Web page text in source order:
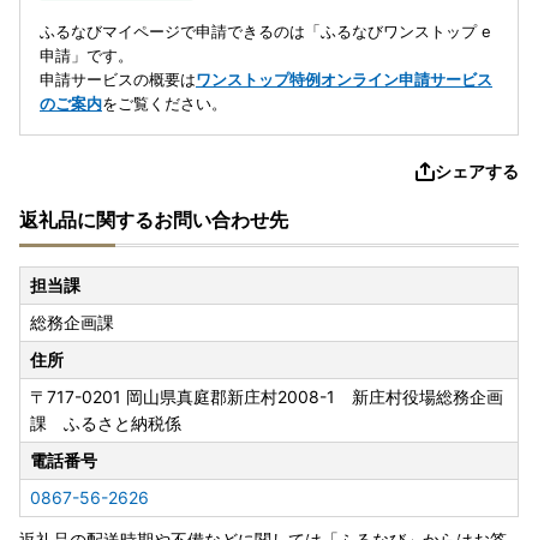
ふるなびマイページで申請できるのは「ふるなびワンストップ e
申請」です。
申請サービスの概要はワンストップ特例オンライン申請サービス
のご案内をご覧ください。
シェアする
返礼品に関するお問い合わせ先
担当課
総務企画課
住所
〒717-0201 岡山県真庭郡新庄村2008-1 新庄村役場総務企画
課 ふるさと納税係
電話番号
0867-56-2626